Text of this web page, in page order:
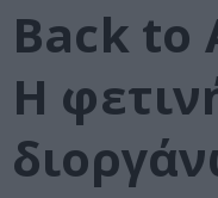
Back to
Η